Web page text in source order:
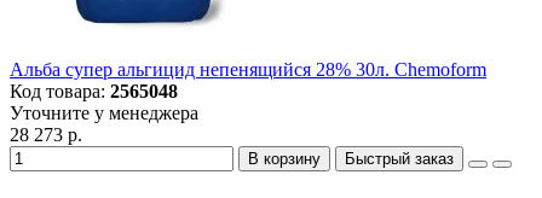
Альба супер альгицид непенящийся 28% 30л. Chemoform
Код товара: 2565048
Уточните у менеджера
28 273 р.
В корзину Быстрый заказ